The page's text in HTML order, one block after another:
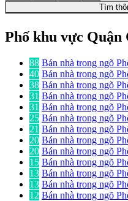
Tìm
Phố khu vực Quận
88 Bán nhà trong ngõ
40 Bán nhà trong ngõ
38 Bán nhà trong ngõ
31 Bán nhà trong ngõ
31 Bán nhà trong ngõ
25 Bán nhà trong ngõ
21 Bán nhà trong ngõ
20 Bán nhà trong ngõ
20 Bán nhà trong ngõ
15 Bán nhà trong ngõ
13 Bán nhà trong ngõ
13 Bán nhà trong ngõ
12 Bán nhà trong ngõ